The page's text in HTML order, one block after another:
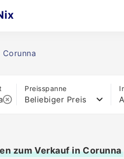
Corunna
Preisspanne
Beliebiger Preis
zum Verkauf in Corunna